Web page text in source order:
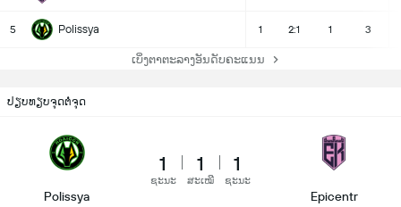
5 Polissya 1 2:1 1 3
ເບິ່ງຕາຕະລາງອັນດັບຄະແນນ
ປຽບທຽບຈຸດຕໍ່ຈຸດ
Polissya
1
ຊະນະ
1
ສະເໝີ
1
ຊະນະ
Epicentr